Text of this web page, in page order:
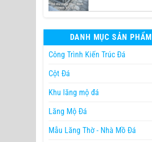
DANH MỤC SẢN PHẨM
Công Trình Kiến Trúc Đá
Cột Đá
Khu lăng mộ đá
Lăng Mộ Đá
Mẫu Lăng Thờ - Nhà Mồ Đá